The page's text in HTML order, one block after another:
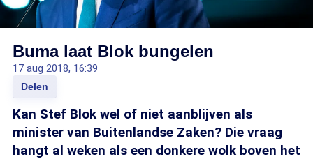
Buma laat Blok bungelen
17 aug 2018, 16:39
Delen
Kan Stef Blok wel of niet aanblijven als
minister van Buitenlandse Zaken? Die vraag
hangt al weken als een donkere wolk boven het